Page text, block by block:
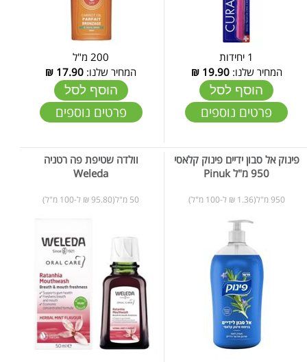
1 יחידות
המחיר שלנו:19.90
₪
הוסף לסל
פרטים נוספים
200 מ"ל
המחיר שלנו: 17.90
₪
הוסף לסל
פרטים נוספים
פינוק אל סבון ידיים פינוק קלאסי
950 מ"ל Pinuk
950 מ"ל(1.36 ₪ ל-100 מ"ל)
וולדה שטיפת פה רטניה
Weleda
50 מ"ל(95.80 ₪ ל-100 מ"ל)